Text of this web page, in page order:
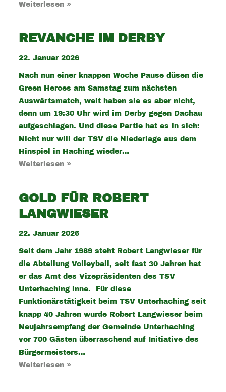
Weiterlesen »
REVANCHE IM DERBY
22. Januar 2026
Nach nun einer knappen Woche Pause düsen die
Green Heroes am Samstag zum nächsten
Auswärtsmatch, weit haben sie es aber nicht,
denn um 19:30 Uhr wird im Derby gegen Dachau
aufgeschlagen. Und diese Partie hat es in sich:
Nicht nur will der TSV die Niederlage aus dem
Hinspiel in Haching wieder…
Weiterlesen »
GOLD FÜR ROBERT
LANGWIESER
22. Januar 2026
Seit dem Jahr 1989 steht Robert Langwieser für
die Abteilung Volleyball, seit fast 30 Jahren hat
er das Amt des Vizepräsidenten des TSV
Unterhaching inne. Für diese
Funktionärstätigkeit beim TSV Unterhaching seit
knapp 40 Jahren wurde Robert Langwieser beim
Neujahrsempfang der Gemeinde Unterhaching
vor 700 Gästen überraschend auf Initiative des
Bürgermeisters…
Weiterlesen »